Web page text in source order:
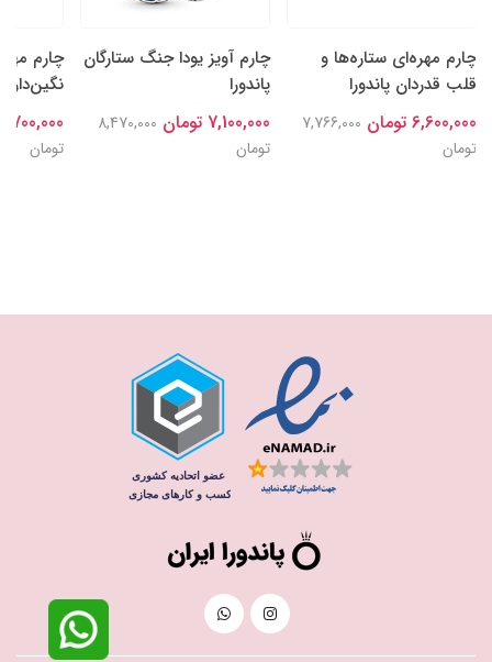
چارم مهره‌ای ستاره‌ها و
قلب قدردان پاندورا
6,600,000 تومان
7,766,000
تومان
چارم آویز یودا جنگ ستارگان
پاندورا
7,100,000 تومان
8,470,000
تومان
چارم
نگین‌دار
6,700,000
تومان